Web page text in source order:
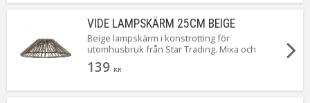
VIDE LAMPSKÄRM 25CM BEIGE
Beige lampskärm i konstrotting för
utomhusbruk från Star Trading. Mixa och
matcha som du själv vill med ljuskällor och
sladdställ för utomhusbruk. Passar till sladdställ
storlekar, här ser du lilla Vide 25cm i beige.
139 KR